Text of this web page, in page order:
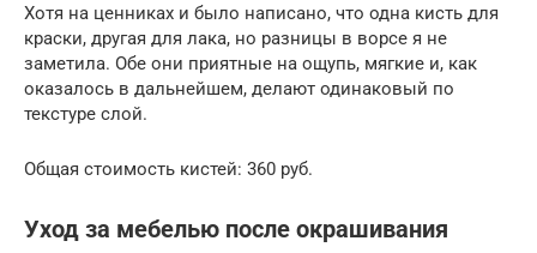
Хотя на ценниках и было написано, что одна кисть для
краски, другая для лака, но разницы в ворсе я не
заметила. Обе они приятные на ощупь, мягкие и, как
оказалось в дальнейшем, делают одинаковый по
текстуре слой.
Общая стоимость кистей: 360 руб.
Уход за мебелью после окрашивания